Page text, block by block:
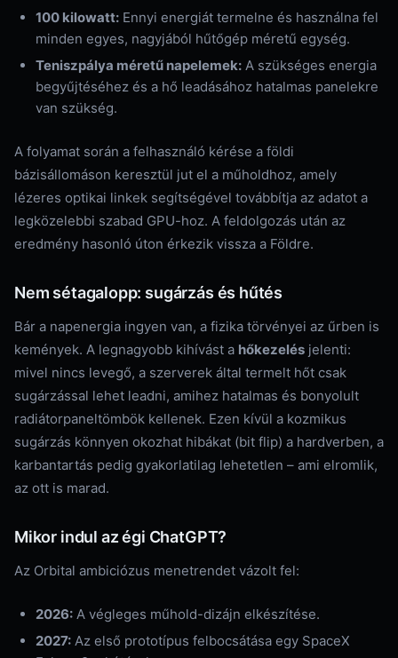
100 kilowatt: Ennyi energiát termelne és használna fel
minden egyes, nagyjából hűtőgép méretű egység.
Teniszpálya méretű napelemek: A szükséges energia
begyűjtéséhez és a hő leadásához hatalmas panelekre
van szükség.
A folyamat során a felhasználó kérése a földi
bázisállomáson keresztül jut el a műholdhoz, amely
lézeres optikai linkek segítségével továbbítja az adatot a
legközelebbi szabad GPU-hoz. A feldolgozás után az
eredmény hasonló úton érkezik vissza a Földre.
Nem sétagalopp: sugárzás és hűtés
Bár a napenergia ingyen van, a fizika törvényei az űrben is
kemények. A legnagyobb kihívást a hőkezelés jelenti:
mivel nincs levegő, a szerverek által termelt hőt csak
sugárzással lehet leadni, amihez hatalmas és bonyolult
radiátorpaneltömbök kellenek. Ezen kívül a kozmikus
sugárzás könnyen okozhat hibákat (bit flip) a hardverben, a
karbantartás pedig gyakorlatilag lehetetlen – ami elromlik,
az ott is marad.
Mikor indul az égi ChatGPT?
Az Orbital ambiciózus menetrendet vázolt fel:
2026: A végleges műhold-dizájn elkészítése.
2027: Az első prototípus felbocsátása egy SpaceX